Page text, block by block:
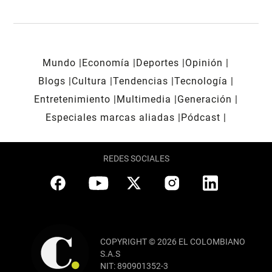
Mundo Economía Deportes
Opinión
Blogs
Cultura Tendencias Tecnología
Entretenimiento
Multimedia
Generación
Especiales marcas aliadas
Pódcast
REDES SOCIALES
COPYRIGHT © 2026 EL COLOMBIANO
S.A.S
NIT: 890901352-3